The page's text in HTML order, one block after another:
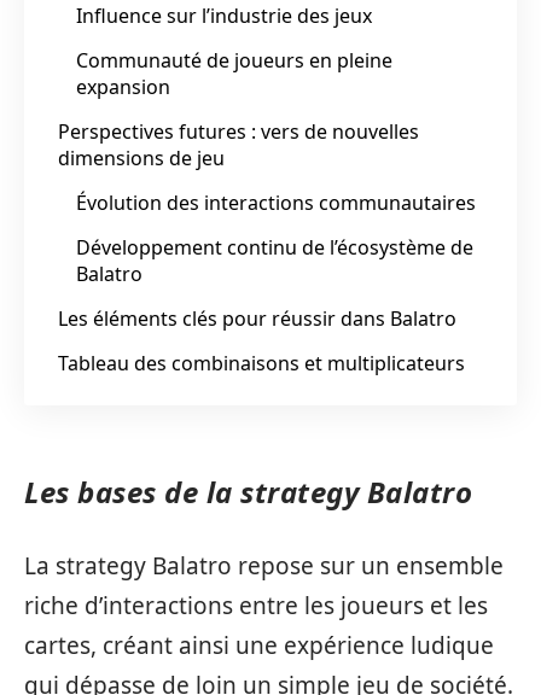
Influence sur l’industrie des jeux
Communauté de joueurs en pleine
expansion
Perspectives futures : vers de nouvelles
dimensions de jeu
Évolution des interactions communautaires
Développement continu de l’écosystème de
Balatro
Les éléments clés pour réussir dans Balatro
Tableau des combinaisons et multiplicateurs
Les bases de la strategy Balatro
La strategy Balatro repose sur un ensemble
riche d’interactions entre les joueurs et les
cartes, créant ainsi une expérience ludique
qui dépasse de loin un simple jeu de société.